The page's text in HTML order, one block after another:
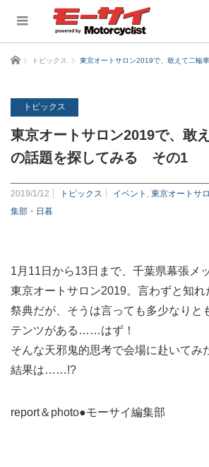
ホーム トピックス 東京オートサロン2019で、敢えて二輪
トピックス
東京オートサロン2019で、敢
の話題を探してみる その1
2019/1/12 トピックス イベント 東京オートサ
集部・日暮
1月11日から13日まで、千葉県幕張メ
東京オートサロン2019。言わずと知
祭典だが、そうは言っても多少なりと
テンツがある……はず！
そんな天邪鬼的思考で会場に赴いてみ
結果は……!?
report＆photo●モーサイ編集部